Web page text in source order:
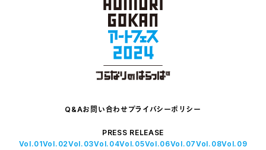
Q&Aお問い合わせ プライバシーポリシー
PRESS RELEASE
Vol.01Vol.02Vol.03Vol.04Vol.05Vol.06Vol.07Vol.08Vol.09